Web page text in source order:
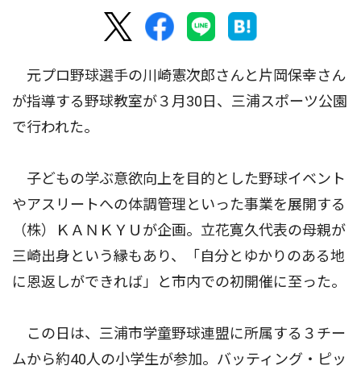
元プロ野球選手の川崎憲次郎さんと片岡保幸さん
が指導する野球教室が３月30日、三浦スポーツ公園
で行われた。
子どもの学ぶ意欲向上を目的とした野球イベント
やアスリートへの体調管理といった事業を展開する
（株）ＫＡＮＫＹＵが企画。立花寛久代表の母親が
三崎出身という縁もあり、「自分とゆかりのある地
に恩返しができれば」と市内での初開催に至った。
この日は、三浦市学童野球連盟に所属する３チー
ムから約40人の小学生が参加。バッティング・ピッ